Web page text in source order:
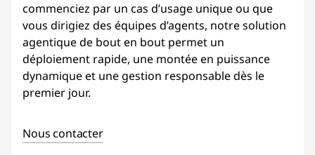
commenciez par un cas d’usage unique ou que
vous dirigiez des équipes d’agents, notre solution
agentique de bout en bout permet un
déploiement rapide, une montée en puissance
dynamique et une gestion responsable dès le
premier jour.
Nous contacter